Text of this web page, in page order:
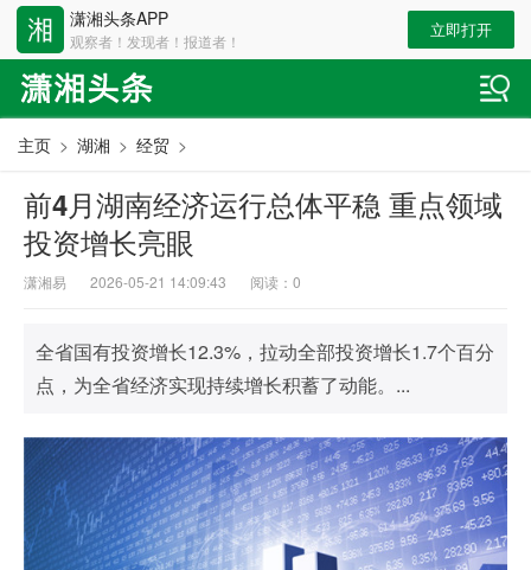
潇湘头条APP
观察者！发现者！报道者！
立即打开
主页 > 湖湘 > 经贸 >
前4月湖南经济运行总体平稳 重点领域
投资增长亮眼
潇湘易 2026-05-21 14:09:43 阅读： 0
全省国有投资增长12.3%，拉动全部投资增长1.7个百分
点，为全省经济实现持续增长积蓄了动能。...